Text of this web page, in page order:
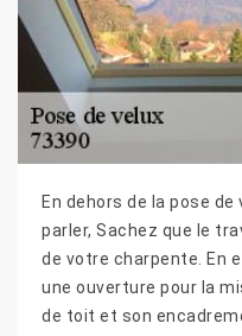
En dehors de la pose
parler, Sachez que le
de votre charpente. En
une ouverture pour la
de toit et son